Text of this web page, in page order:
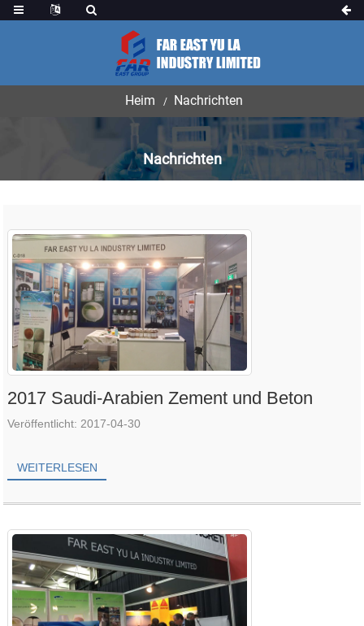
Heim Nachrichten
Nachrichten
2017 Saudi-Arabien Zement und Beton
Veröffentlicht: 2017-04-30
WEITERLESEN